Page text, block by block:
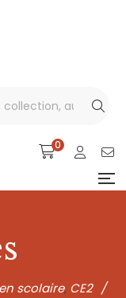
0
scolaire, CE2 /